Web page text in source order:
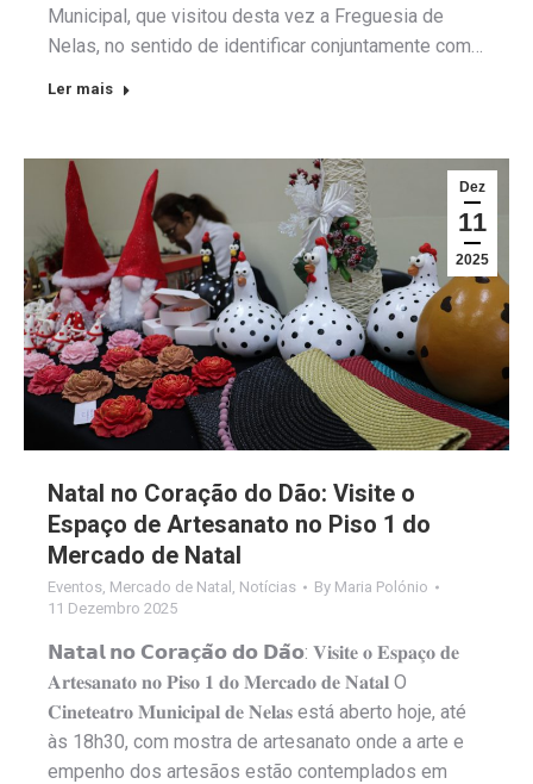
Municipal, que visitou desta vez a Freguesia de
Nelas, no sentido de identificar conjuntamente com…
Ler mais
Dez
11
2025
Natal no Coração do Dão: Visite o
Espaço de Artesanato no Piso 1 do
Mercado de Natal
Eventos Mercado de Natal Notícias By Maria Polónio
11 Dezembro 2025
𝗡𝗮𝘁𝗮𝗹 𝗻𝗼 𝗖𝗼𝗿𝗮𝗰̧𝗮̃𝗼 𝗱𝗼 𝗗𝗮̃𝗼: 𝐕𝐢𝐬𝐢𝐭𝐞 𝐨 𝐄𝐬𝐩𝐚𝐜̧𝐨 𝐝𝐞
𝐀𝐫𝐭𝐞𝐬𝐚𝐧𝐚𝐭𝐨 𝐧𝐨 𝐏𝐢𝐬𝐨 𝟏 𝐝𝐨 𝐌𝐞𝐫𝐜𝐚𝐝𝐨 𝐝𝐞 𝐍𝐚𝐭𝐚𝐥 O
𝐂𝐢𝐧𝐞𝐭𝐞𝐚𝐭𝐫𝐨 𝐌𝐮𝐧𝐢𝐜𝐢𝐩𝐚𝐥 𝐝𝐞 𝐍𝐞𝐥𝐚𝐬 está aberto hoje, até
às 18h30, com mostra de artesanato onde a arte e
empenho dos artesãos estão contemplados em